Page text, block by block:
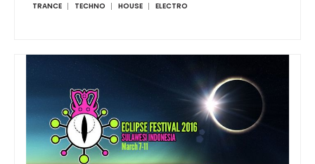
TRANCE TECHNO HOUSE ELECTRO